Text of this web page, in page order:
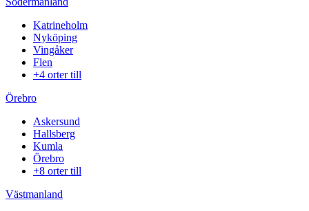
Katrineholm
Nyköping
Vingåker
Flen
+4 orter till
Örebro
Askersund
Hallsberg
Kumla
Örebro
+8 orter till
Västmanland